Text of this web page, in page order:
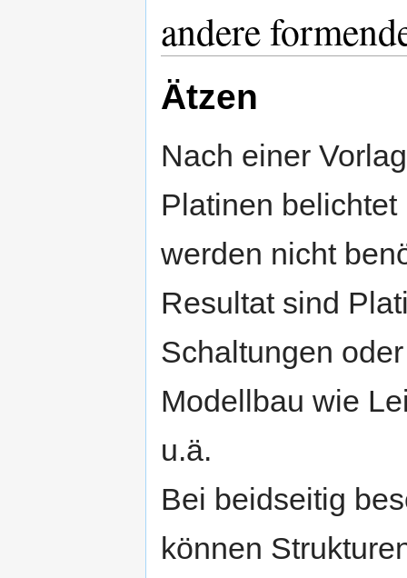
andere
Ätzen
Nach einer
Platinen
werden nicht
Resultat sind
Schaltungen
Modellbau wie
u.ä.
Bei beidseitig
können